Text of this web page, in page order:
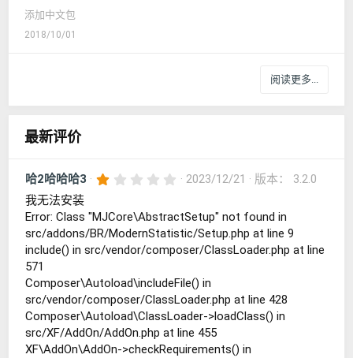
添加中文包
2018/10/01
阅读更多...
最新评价
哈2哈哈哈3
1
0
星
2023/12/21
版本： 3.2.0
我无法安装
Error: Class "MJCore\AbstractSetup" not found in
src/addons/BR/ModernStatistic/Setup.php at line 9
include() in src/vendor/composer/ClassLoader.php at line
571
Composer\Autoload\includeFile() in
src/vendor/composer/ClassLoader.php at line 428
Composer\Autoload\ClassLoader->loadClass() in
src/XF/AddOn/AddOn.php at line 455
XF\AddOn\AddOn->checkRequirements() in